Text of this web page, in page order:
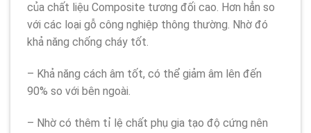
của chất liệu Composite tương đối cao. Hơn hẳn so
với các loại gỗ công nghiệp thông thường. Nhờ đó
khả năng chống cháy tốt.
– Khả năng cách âm tốt, có thể giảm âm lên đến
90% so với bên ngoài.
– Nhờ có thêm tỉ lệ chất phụ gia tạo độ cứng nên